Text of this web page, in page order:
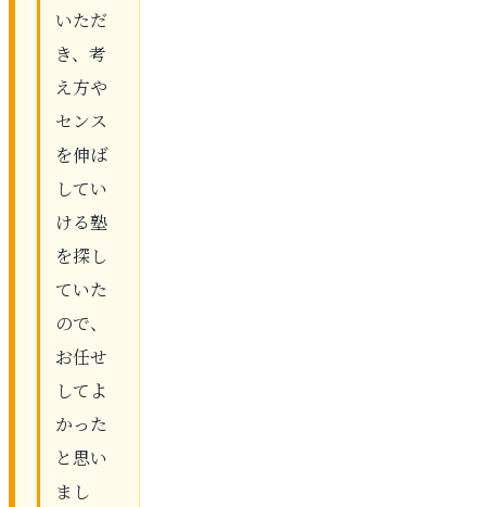
いただ
き、考
え方や
センス
を伸ば
してい
ける塾
を探し
ていた
ので、
お任せ
してよ
かった
と思い
まし